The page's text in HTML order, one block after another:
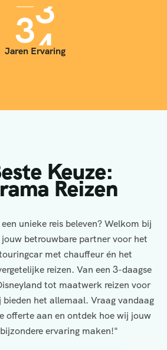
35
Jaren Ervaring
Keuze:
Reizen
unieke reis beleven? Welkom bij
betrouwbare partner voor het
met chauffeur én het
reizen. Van een 3-daagse
tot maatwerk reizen voor
bieden het allemaal. Vraag vandaag
offerte aan en ontdek hoe wij jouw
ervaring maken!"